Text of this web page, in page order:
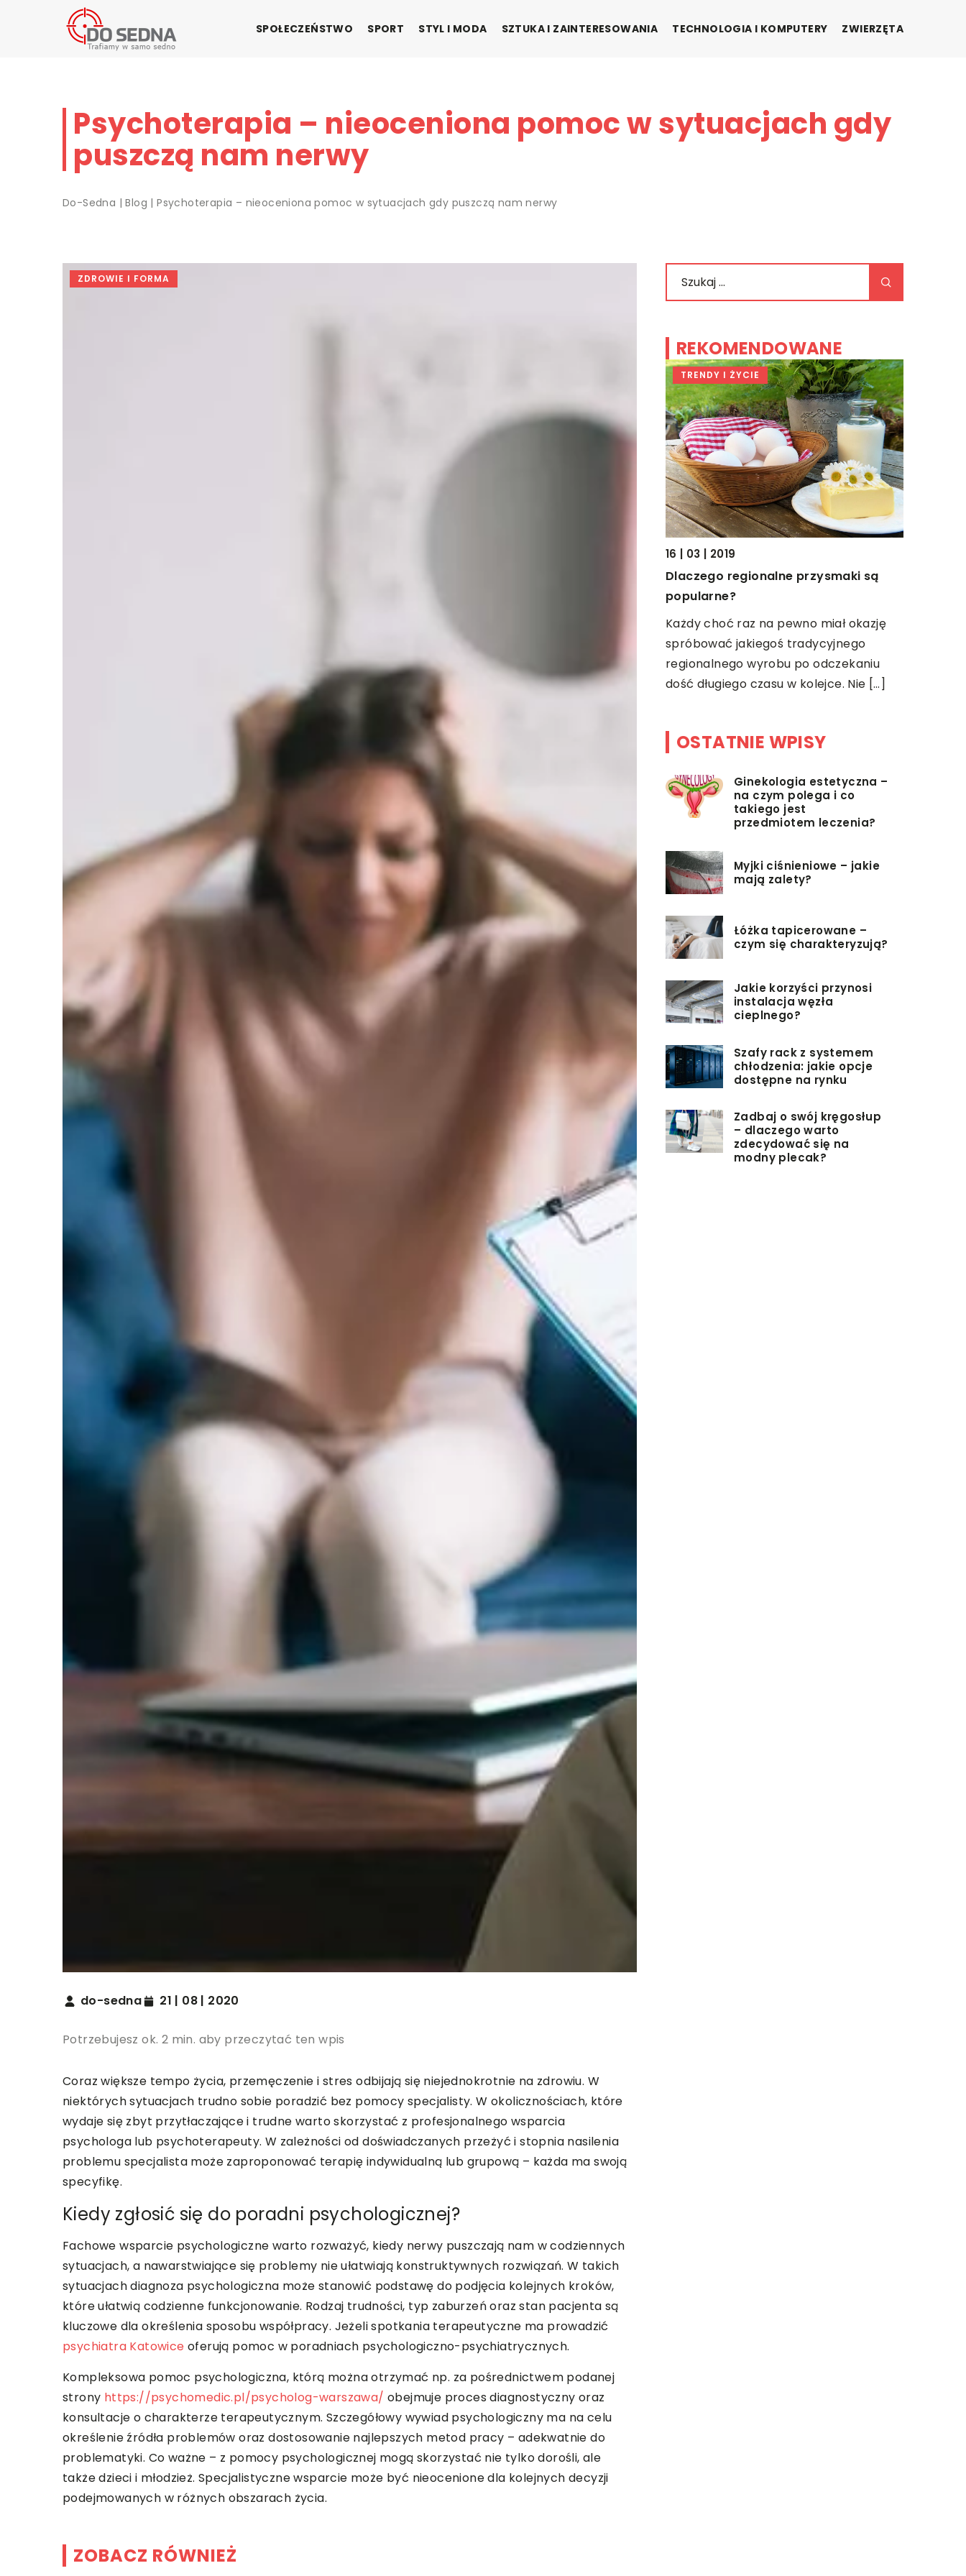
SPOŁECZEŃSTWO SPORT STYL I MODA SZTUKA I ZAINTERESOWANIA TECHNOLOGIA I KOMPUTERY ZWIERZĘTA
Psychoterapia – nieoceniona pomoc w sytuacjach gdy
puszczą nam nerwy
Do-Sedna |Blog |Psychoterapia – nieoceniona pomoc w sytuacjach gdy puszczą nam nerwy
ZDROWIE I FORMA
do-sedna 21 | 08 | 2020
Potrzebujesz ok. 2 min. aby przeczytać ten wpis
Coraz większe tempo życia, przemęczenie i stres odbijają się niejednokrotnie na zdrowiu. W
niektórych sytuacjach trudno sobie poradzić bez pomocy specjalisty. W okolicznościach, które
wydaje się zbyt przytłaczające i trudne warto skorzystać z profesjonalnego wsparcia
psychologa lub psychoterapeuty. W zależności od doświadczanych przeżyć i stopnia nasilenia
problemu specjalista może zaproponować terapię indywidualną lub grupową – każda ma swoją
specyfikę.
Kiedy zgłosić się do poradni psychologicznej?
Fachowe wsparcie psychologiczne warto rozważyć, kiedy nerwy puszczają nam w codziennych
sytuacjach, a nawarstwiające się problemy nie ułatwiają konstruktywnych rozwiązań. W takich
sytuacjach diagnoza psychologiczna może stanowić podstawę do podjęcia kolejnych kroków,
które ułatwią codzienne funkcjonowanie. Rodzaj trudności, typ zaburzeń oraz stan pacjenta są
kluczowe dla określenia sposobu współpracy. Jeżeli spotkania terapeutyczne ma prowadzić
psychiatra Katowice oferują pomoc w poradniach psychologiczno-psychiatrycznych.
Kompleksowa pomoc psychologiczna, którą można otrzymać np. za pośrednictwem podanej
strony https://psychomedic.pl/psycholog-warszawa/ obejmuje proces diagnostyczny oraz
konsultacje o charakterze terapeutycznym. Szczegółowy wywiad psychologiczny ma na celu
określenie źródła problemów oraz dostosowanie najlepszych metod pracy – adekwatnie do
problematyki. Co ważne – z pomocy psychologicznej mogą skorzystać nie tylko dorośli, ale
także dzieci i młodzież. Specjalistyczne wsparcie może być nieocenione dla kolejnych decyzji
podejmowanych w różnych obszarach życia.
ZOBACZ RÓWNIEŻ
REKOMENDOWANE
specjalnych urządzeń. W dalszej
kolejności, po przeprowadzonej […]
wymagających klientów, warto zadbać
[…]
TRENDY I ŻYCIE
16 | 03 | 2019
Dlaczego regionalne przysmaki są
popularne?
Każdy choć raz na pewno miał okazję
spróbować jakiegoś tradycyjnego
regionalnego wyrobu po odczekaniu
dość długiego czasu w kolejce. Nie […]
OSTATNIE WPISY
Ginekologia estetyczna –
na czym polega i co
takiego jest
przedmiotem leczenia?
Myjki ciśnieniowe – jakie
mają zalety?
Łóżka tapicerowane –
czym się charakteryzują?
Jakie korzyści przynosi
instalacja węzła
cieplnego?
Szafy rack z systemem
chłodzenia: jakie opcje
dostępne na rynku
Zadbaj o swój kręgosłup
– dlaczego warto
zdecydować się na
modny plecak?